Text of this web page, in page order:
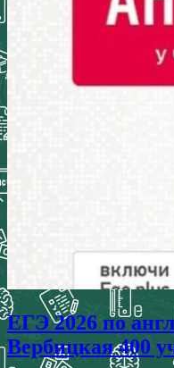
ЕГЭ 2026 по
Вербицкая 400